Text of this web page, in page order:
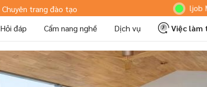
Chuyên trang đào tạo Hoteljob MV:
Hỏi đáp Cẩm nang nghề Dịch vụ
Việc làm